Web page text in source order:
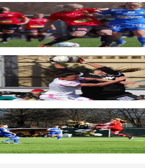
07 – QBIK
April 2013, 22:40
Limhamn Bunkeflo – QBIK
April 2013, 21:10
FC Malmö – Mallbackens IF
April 2013, 20:54